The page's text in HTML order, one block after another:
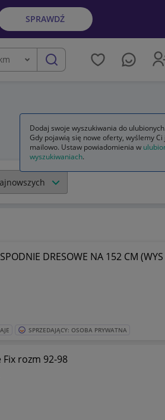
SPRAWDŹ
szukaj
DRESOWE NA 152 CM
SPRZEDAJĄCY: OSOBA PRYWATNA
rozm 92-98
Dodaj swoje wyszukiwania do ulubionych.
Gdy pojawią się nowe oferty, wyślemy Ci
mailowo. Ustaw powiadomienia w
wyszukiwaniach.